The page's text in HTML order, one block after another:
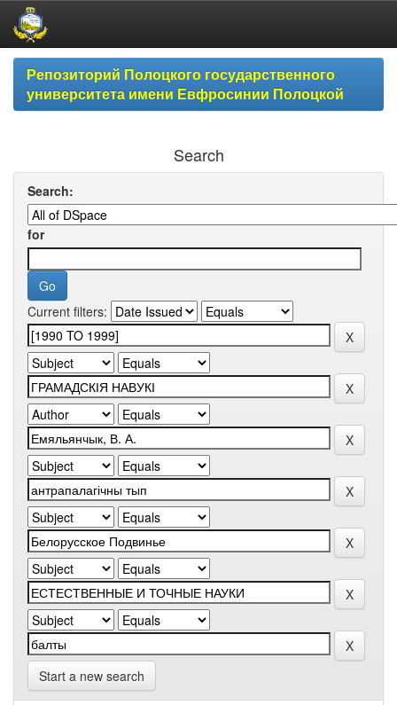
Skip
navigationРепозиторий Полоцкого государственного
университета имени Евфросинии Полоцкой
Search
Search:
for
Current filters:
Start a new search